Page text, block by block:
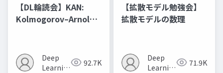
【DL輪読会】KAN:
Kolmogorov–Arnold
Deep
Learning
92.7K
【拡散モデル勉強会】
拡散モデルの数理
Deep
Learning
71.9K